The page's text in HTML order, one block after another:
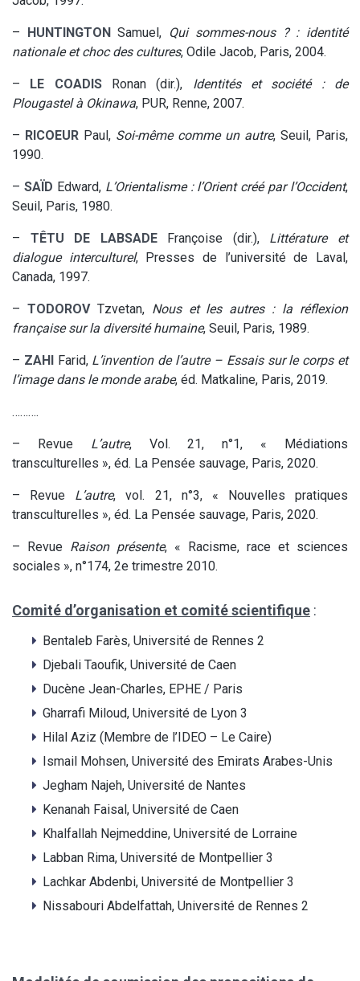
– HUNTINGTONSamuel, Qui sommes-nous ? : identité
nationale et choc des cultures, Odile Jacob, Paris, 2004.
– LE COADISRonan (dir.), Identités et société : de
Plougastel à Okinawa, PUR, Renne, 2007.
– RICOEUR Paul, Soi-même comme un autre, Seuil, Paris,
1990.
– SAÏD Edward, L’Orientalisme : l’Orient créé par l’Occident,
Seuil, Paris, 1980.
– TÊTU DE LABSADEFrançoise (dir.), Littérature et
dialogue interculturel, Presses de l’université de Laval,
Canada, 1997.
– TODOROVTzvetan, Nous et les autres : la réflexion
française sur la diversité humaine, Seuil, Paris, 1989.
– ZAHIFarid, L’invention de l’autre – Essais sur le corps et
l’image dans le monde arabe, éd. Matkaline, Paris, 2019.
……….
– Revue L’autre, Vol. 21, n°1, « Médiations
transculturelles », éd. La Pensée sauvage, Paris, 2020.
– Revue L’autre, vol. 21, n°3, « Nouvelles pratiques
transculturelles », éd. La Pensée sauvage, Paris, 2020.
– Revue Raison présente, « Racisme, race et sciences
sociales », n°174, 2e trimestre 2010.
Comité d’organisation et comité scientifique :
Bentaleb Farès, Université de Rennes 2
Djebali Taoufik, Université de Caen
Ducène Jean-Charles, EPHE / Paris
Gharrafi Miloud, Université de Lyon 3
Hilal Aziz (Membre de l’IDEO – Le Caire)
Ismail Mohsen, Université des Emirats Arabes-Unis
Jegham Najeh, Université de Nantes
Kenanah Faisal, Université de Caen
Khalfallah Nejmeddine, Université de Lorraine
Labban Rima, Université de Montpellier 3
Lachkar Abdenbi, Université de Montpellier 3
Nissabouri Abdelfattah, Université de Rennes 2